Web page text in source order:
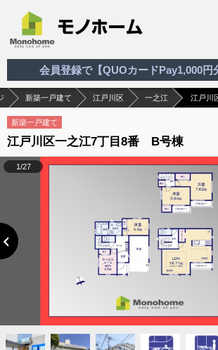
会員登録で【QUOカードPay1,000円
新築一戸建て 江戸川区 一之江 江戸川
新築一戸建て
江戸川区一之江7丁目8番 B号棟
1/27